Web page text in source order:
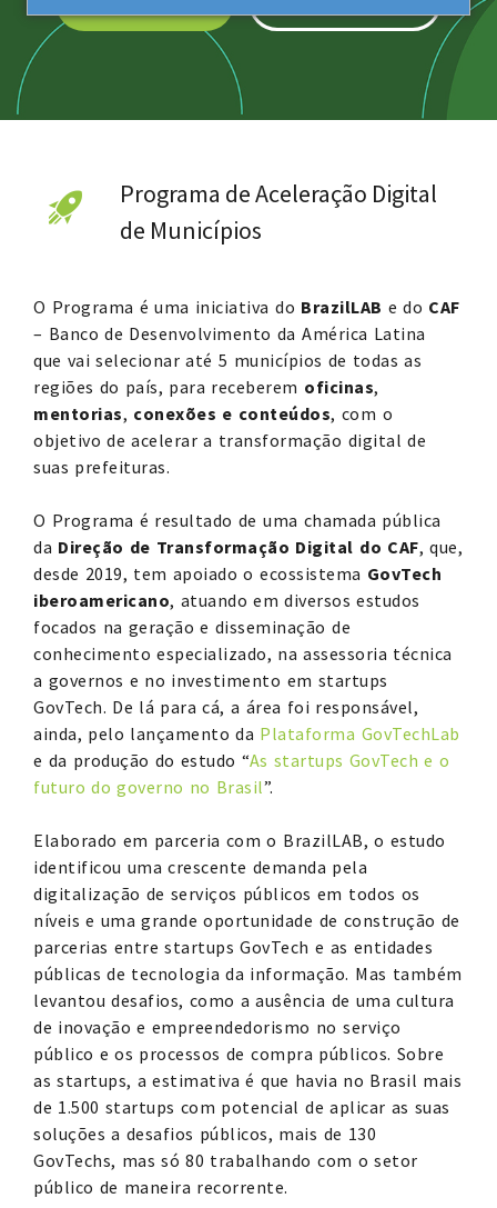
ENCERRADAS
Programa de Aceleração Digital
de Municípios
O Programa é uma iniciativa do BrazilLAB e do CAF
– Banco de Desenvolvimento da América Latina
que vai selecionar até 5 municípios de todas as
regiões do país, para receberem oficinas,
mentorias, conexões e conteúdos, com o
objetivo de acelerar a transformação digital de
suas prefeituras.
O Programa é resultado de uma chamada pública
da Direção de Transformação Digital do CAF, que,
desde 2019, tem apoiado o ecossistema GovTech
iberoamericano, atuando em diversos estudos
focados na geração e disseminação de
conhecimento especializado, na assessoria técnica
a governos e no investimento em startups
GovTech. De lá para cá, a área foi responsável,
ainda, pelo lançamento da Plataforma GovTechLab
e da produção do estudo “As startups GovTech e o
futuro do governo no Brasil”.
Elaborado em parceria com o BrazilLAB, o estudo
identificou uma crescente demanda pela
digitalização de serviços públicos em todos os
níveis e uma grande oportunidade de construção de
parcerias entre startups GovTech e as entidades
públicas de tecnologia da informação. Mas também
levantou desafios, como a ausência de uma cultura
de inovação e empreendedorismo no serviço
público e os processos de compra públicos. Sobre
as startups, a estimativa é que havia no Brasil mais
de 1.500 startups com potencial de aplicar as suas
soluções a desafios públicos, mais de 130
GovTechs, massó 80 trabalhando com o setor
público de maneira recorrente.